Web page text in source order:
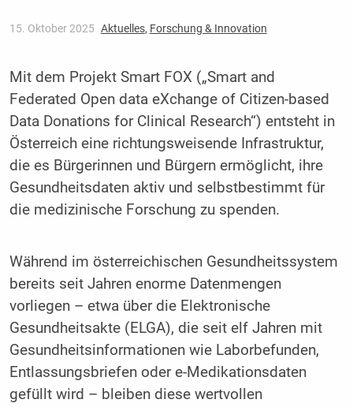
15. Oktober 2025 Aktuelles, Forschung & Innovation
Mit dem Projekt Smart FOX („Smart and
Federated Open data eXchange of Citizen-based
Data Donations for Clinical Research“) entsteht in
Österreich eine richtungsweisende Infrastruktur,
die es Bürgerinnen und Bürgern ermöglicht, ihre
Gesundheitsdaten aktiv und selbstbestimmt für
die medizinische Forschung zu spenden.
Während im österreichischen Gesundheitssystem
bereits seit Jahren enorme Datenmengen
vorliegen – etwa über die Elektronische
Gesundheitsakte (ELGA), die seit elf Jahren mit
Gesundheitsinformationen wie Laborbefunden,
Entlassungsbriefen oder e-Medikationsdaten
gefüllt wird – bleiben diese wertvollen